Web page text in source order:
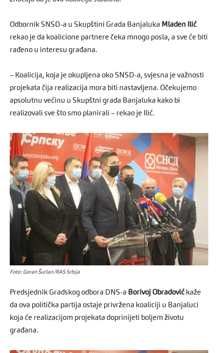
Odbornik SNSD-a u Skupštini Grada Banjaluka Mladen Ilić
rekao je da koalicione partnere čeka mnogo posla, a sve će biti
rađeno u interesu građana.
– Koalicija, koja je okupljena oko SNSD-a, svjesna je važnosti
projekata čija realizacija mora biti nastavljena. Očekujemo
apsolutnu većinu u Skupštni grada Banjaluka kako bi
realizovali sve što smo planirali – rekao je Ilić.
Foto: Goran Šurlan/RAS Srbija
Predsjednik Gradskog odbora DNS-a Borivoj Obradović kaže
da ova politička partija ostaje privržena koaliciji u Banjaluci
koja će realizacijom projekata doprinijeti boljem životu
građana.